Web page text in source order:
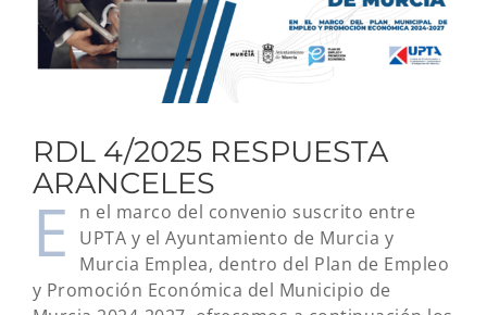
RDL 4/2025 RESPUESTA
ARANCELES
E
n el marco del convenio suscrito entre
UPTA y el Ayuntamiento de Murcia y
Murcia Emplea, dentro del Plan de Empleo
y Promoción Económica del Municipio de